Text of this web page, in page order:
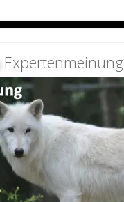
Expertenmeinung